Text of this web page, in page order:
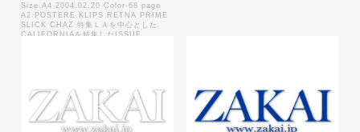
Size A4 2004.02.20 Color-68 page
A2 POSTERE.KLIPS RETNA PRIME
SLICK CHAZ 特集ＬＡを中心とした
CALIFORNIAを特集したISSUE